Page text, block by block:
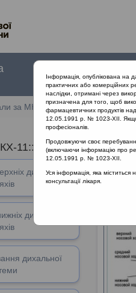
документи
за МКХ-11 12 Хвороби
11:: 12 Хвороби
дихальних
дихальних
дихальної
12
Інформація, опублікована на
практичних або комерційних
наслідки, отримані через
призначена для того, щоб
фармацевтичних продуктів
12.05.1991 р. № 1023-XII. Якщо
професіоналів.
Продовжуючи своє
(включаючи інформацію про
12.05.1991 р. № 1023-XII.
Уся інформація, яка
консультації лікаря.